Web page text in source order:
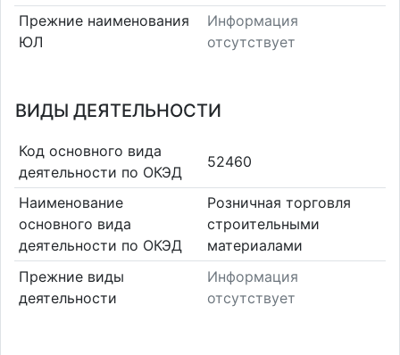
Прежние наименования
ЮЛ
Информация
отсутствует
ВИДЫ ДЕЯТЕЛЬНОСТИ
Код основного вида
деятельности по ОКЭД
52460
Наименование
основного вида
деятельности по ОКЭД
Розничная торговля
строительными
материалами
Прежние виды
деятельности
Информация
отсутствует